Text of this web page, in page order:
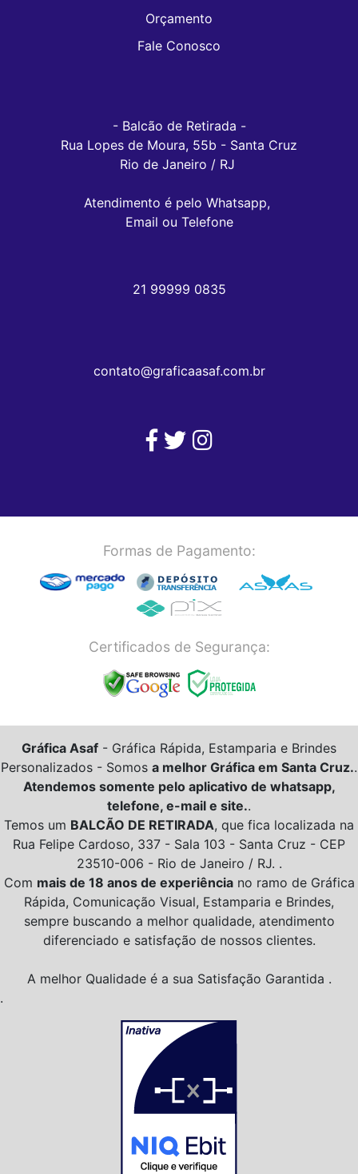
Orçamento
Fale Conosco
- Balcão de Retirada -
Rua Lopes de Moura, 55b - Santa Cruz
Rio de Janeiro / RJ
Atendimento é pelo Whatsapp,
Email ou Telefone
21 99999 0835
contato@graficaasaf.com.br
Formas de Pagamento:
Certificados de Segurança:
Gráfica Asaf - Gráfica Rápida, Estamparia e Brindes
Personalizados - Somos a melhor Gráfica em Santa Cruz..
Atendemos somente pelo aplicativo de whatsapp,
telefone, e-mail e site..
Temos um BALCÃO DE RETIRADA, que fica localizada na
Rua Felipe Cardoso, 337 - Sala 103 - Santa Cruz - CEP
23510-006 - Rio de Janeiro / RJ. .
Com mais de 18 anos de experiênciano ramo de Gráfica
Rápida, Comunicação Visual, Estamparia e Brindes,
sempre buscando a melhor qualidade, atendimento
diferenciado e satisfação de nossos clientes.
A melhor Qualidade é a sua Satisfação Garantida .
.